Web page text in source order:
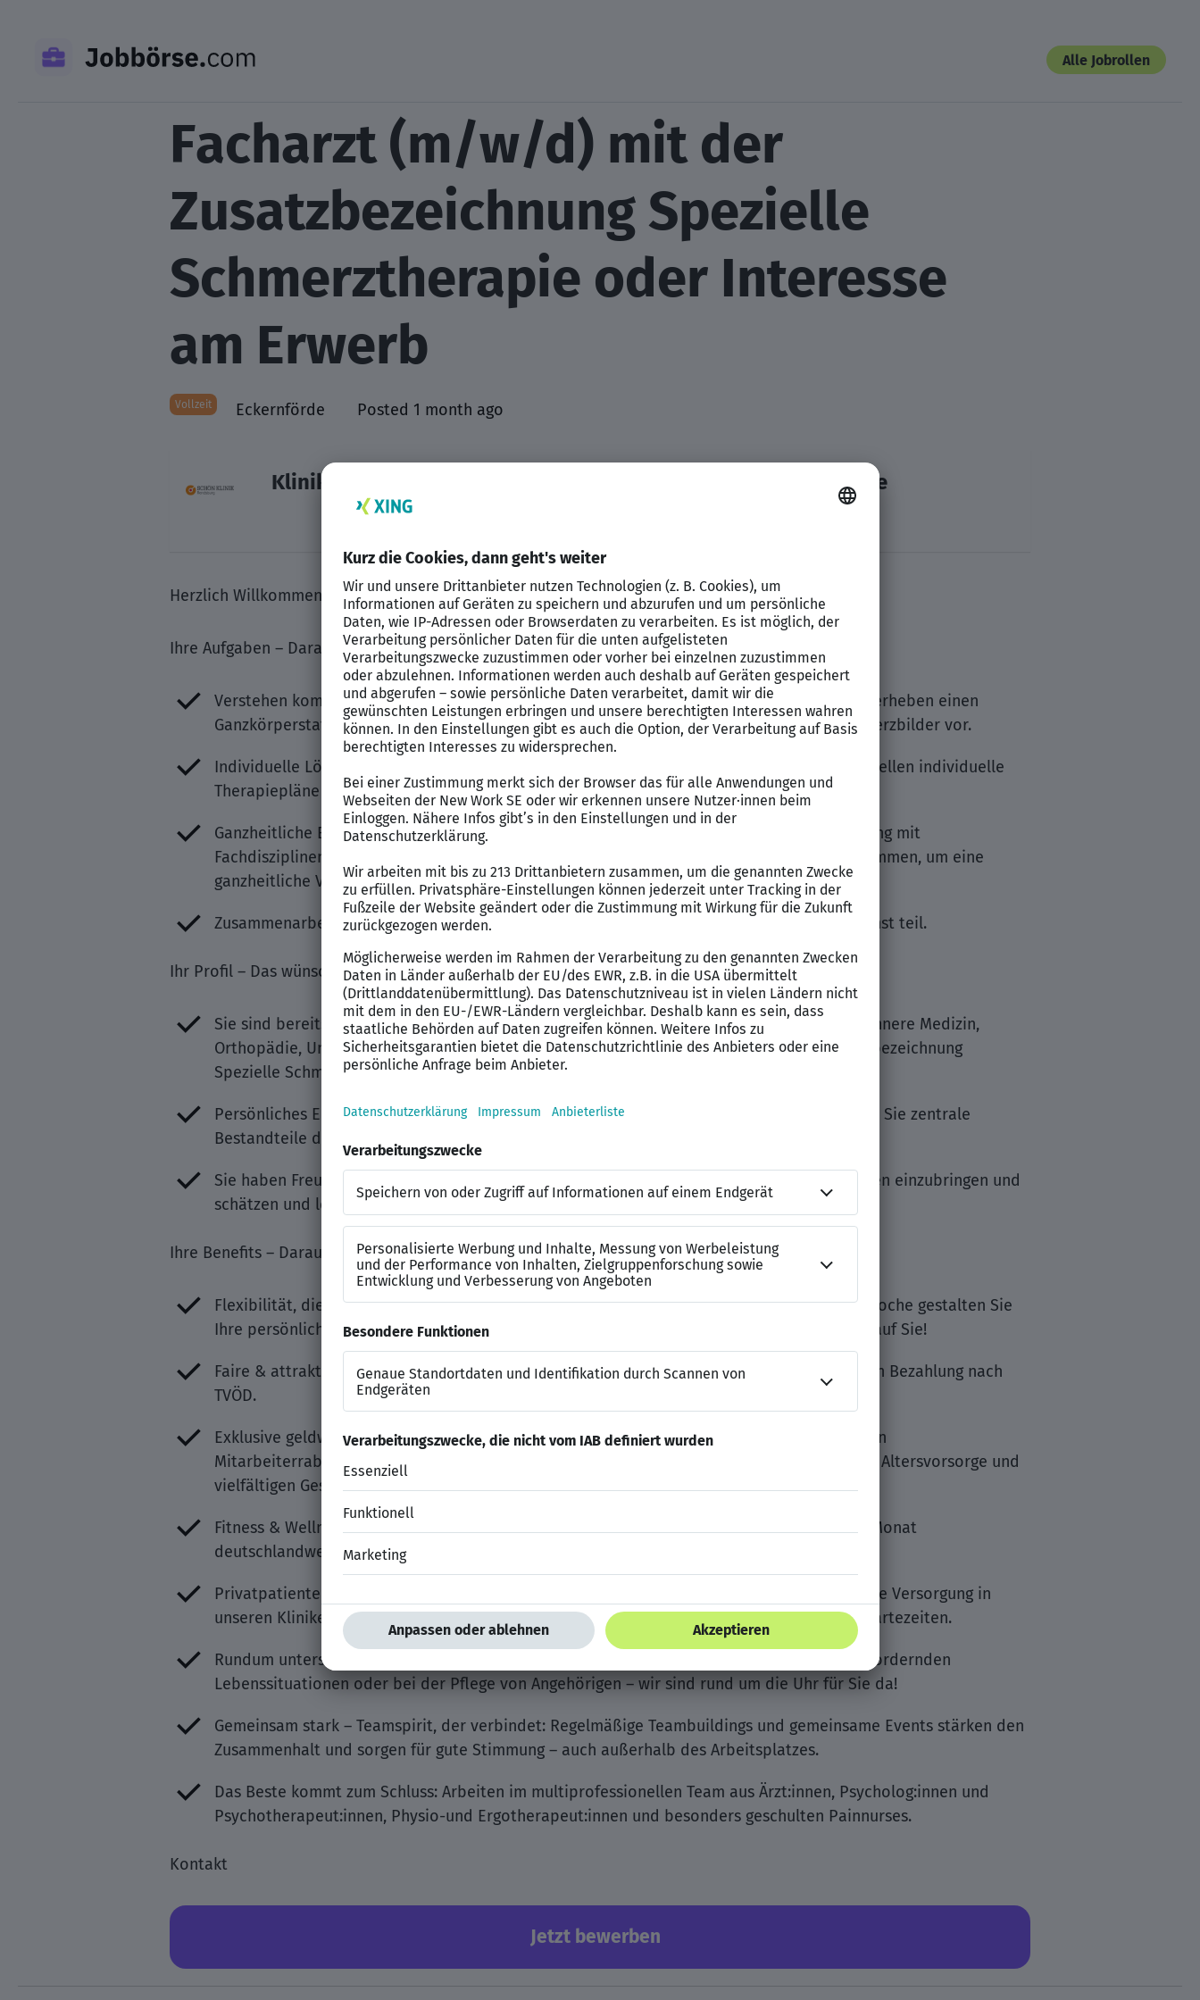
Alle Jobrollen
Facharzt (m/w/d) mit der
Zusatzbezeichnung Spezielle
Schmerztherapie oder Interesse
am Erwerb
Vollzeit Eckernförde Posted 1 month ago
Klinik, Eckernförde, Schleswig-Holstein, DE, 24340 Eckernförde
Herzlich Willkommen
Ihre Aufgaben – Darauf können Sie sich freuen
Verstehen komplexer Fälle: Sie führen schmerztherapeutische Anamnesegespräche durch, erheben einen
Ganzkörperstatus und nehmen eine differentialdiagnostische Beurteilung komplexer Schmerzbilder vor.
Individuelle Lösungen finden: Sie leiten diagnostische und therapeutische Schritte ein, erstellen individuelle
Therapiepläne und führen eigenständig Patientenschulungen durch.
Ganzheitliche Begleitung: Sie setzen komplementäre Therapieverfahren ein und arbeiten eng mit
Fachdisziplinen wie Physio- und Ergotherapie, Psychologen und spezialisierter Pflege zusammen, um eine
ganzheitliche Versorgung der Patient:innen zu gewährleisten.
Zusammenarbeit fördern: Sie nehmen am hausinternen schmerztherapeutischen Konsildienst teil.
Ihr Profil – Das wünschen wir uns
Sie sind bereits Facharzt (m/w/d) in patientennahen Fachgebieten u.a. Allgemeinmedizin, Innere Medizin,
Orthopädie, Unfallchirurgie, Neurochirurgie oder Neurologie und haben bereits die Zusatzbezeichnung
Spezielle Schmerztherapie oder haben den Wunsch, diese zu erwerben.
Persönliches Engagement, Empathie, Flexibilität, Zuverlässigkeit und Teamfähigkeit sind für Sie zentrale
Bestandteile der ärztlichen Tätigkeit.
Sie haben Freude in einem berufsgruppenübergreifenden Team Ihre Ideen und Vorstellungen einzubringen und
schätzen und leben einen ganzheitlichen Therapieansatz.
Ihre Benefits – Darauf können Sie sich verlassen
Flexibilität, die zu Ihnen passt: Ob Vollzeit, Teilzeit, verlässliche Dienste oder eine 5-Tage Woche gestalten Sie
Ihre persönliche Work Life Balance. Ein starkes Team und wertschätzende Führung warten auf Sie!
Faire & attraktive Vergütung: Ihre Leistung verdient Anerkennung – deshalb bieten wir Ihnen Bezahlung nach
TVÖD.
Exklusive geldwerte Vorteile: Profitieren Sie von unserem Firmenfahrrad-Leasing, exklusiven
Mitarbeiterrabatten bei Top-Marken, einem Zuschuss zum Deutschlandticket, betrieblicher Altersvorsorge und
vielfältigen Gesundheitsangeboten.
Fitness & Wellness: Mit dem EGYM Wellpass trainieren und entspannen Sie für nur 29,90 €/Monat
deutschlandweit in über 8.000 Fitnessstudios – flexibel in Ihrer Freizeit.
Privatpatientenstatus für Sie & Ihre Angehörigen: Genießen Sie eine exzellente medizinische Versorgung in
unseren Kliniken sowie vergünstigte ambulante Zusatzversicherungen – ganz ohne lange Wartezeiten.
Rundum unterstützt mit dem pme Familienservice: Ob bei der Kinderbetreuung, in herausfordernden
Lebenssituationen oder bei der Pflege von Angehörigen – wir sind rund um die Uhr für Sie da!
Gemeinsam stark – Teamspirit, der verbindet: Regelmäßige Teambuildings und gemeinsame Events stärken den
Zusammenhalt und sorgen für gute Stimmung – auch außerhalb des Arbeitsplatzes.
Das Beste kommt zum Schluss: Arbeiten im multiprofessionellen Team aus Ärzt:innen, Psycholog:innen und
Psychotherapeut:innen, Physio-und Ergotherapeut:innen und besonders geschulten Painnurses.
Kontakt
Jetzt bewerben